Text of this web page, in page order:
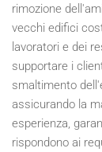
rimozione
vecchi edifici
lavoratori e dei
supportare i
smaltimento
assicurando la
esperienza,
rispondono ai